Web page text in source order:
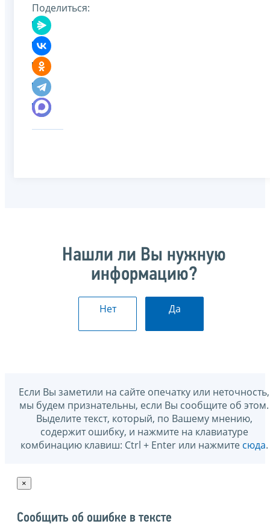
Поделиться:
Нашли ли Вы нужную
информацию?
Нет Да
Если Вы заметили на сайте опечатку или неточность,
мы будем признательны, если Вы сообщите об этом.
Выделите текст, который, по Вашему мнению,
содержит ошибку, и нажмите на клавиатуре
комбинацию клавиш: Ctrl + Enter или нажмите сюда.
×
Сообщить об ошибке в тексте